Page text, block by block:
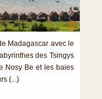
©
Madagascar avec le
des Tsingys
Nosy Be et les baies
(...)